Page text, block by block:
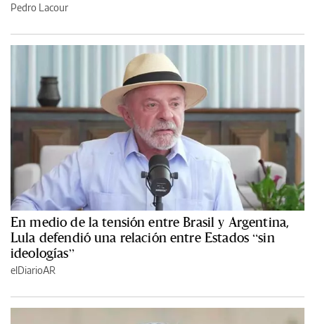
Pedro Lacour
En medio de la tensión entre Brasil y Argentina,
Lula defendió una relación entre Estados “sin
ideologías”
elDiarioAR